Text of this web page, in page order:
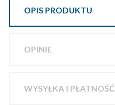
OPIS PRODUKTU
OPINIE
WYSYŁKA I PŁATNOŚĆ